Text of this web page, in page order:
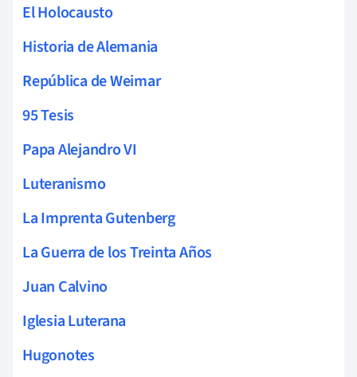
El Holocausto
Historia de Alemania
República de Weimar
95 Tesis
Papa Alejandro VI
Luteranismo
La Imprenta Gutenberg
La Guerra de los Treinta Años
Juan Calvino
Iglesia Luterana
Hugonotes